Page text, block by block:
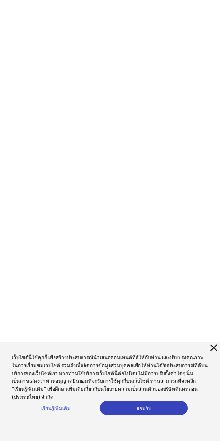
close
เว็บไซต์นี้ใช้คุกกี้ เพื่อสร้างประสบการณ์นำเสนอคอนเทนต์ที่ดีให้กับท่าน และปรับปรุงคุณภาพ
ในการเยี่ยมชมเวปไซต์ รวมถึงเพื่อจัดการข้อมูลส่วนบุคคลเพื่อให้ท่านได้รับประสบการณ์ที่ดีบน
บริการของเว็บไซต์เรา หากท่านใช้บริการเว็บไซต์นี้ต่อไปโดยไม่มีการปรับตั้งค่าใดๆ นั่น
เป็นการแสดงว่าท่านอนุญาตยินยอมที่จะรับการใช้คุกกี้บนเว็บไซต์ ท่านสามารถที่จะคลิ๊ก
“เรียนรู้เพิ่มเติม” เพื่อศึกษาเพิ่มเติมเกี่ยวกับนโยบายความเป็นส่วนตัวของบริษัทดีแคทลอน
(ประเทศไทย) จำกัด
เรียนรู้เพิ่มเติม
ยอมรับ